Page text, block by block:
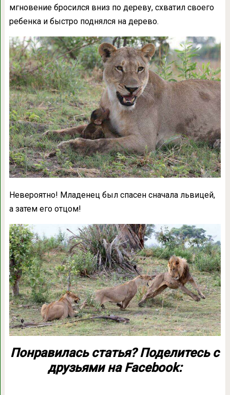
мгновение бросился вниз по дереву, схватил своего
ребенка и быстро поднялся на дерево.
Невероятно! Младенец был спасен сначала львицей,
а затем его отцом!
Понравилась статья? Поделитесь с
друзьями на Facebook: